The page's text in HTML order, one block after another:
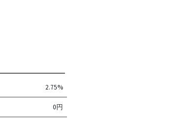
2.75%
0円